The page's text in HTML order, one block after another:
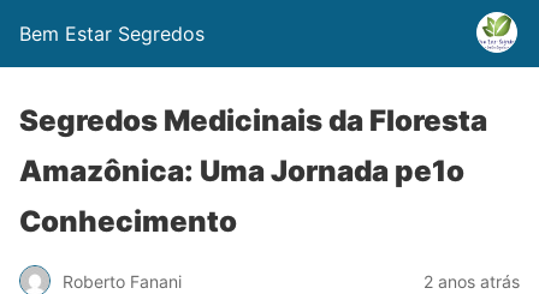
Bem Estar Segredos
Segredos Medicinais da Floresta
Amazônica: Uma Jornada pe1o
Conhecimento
Roberto Fanani 2 anos atrás